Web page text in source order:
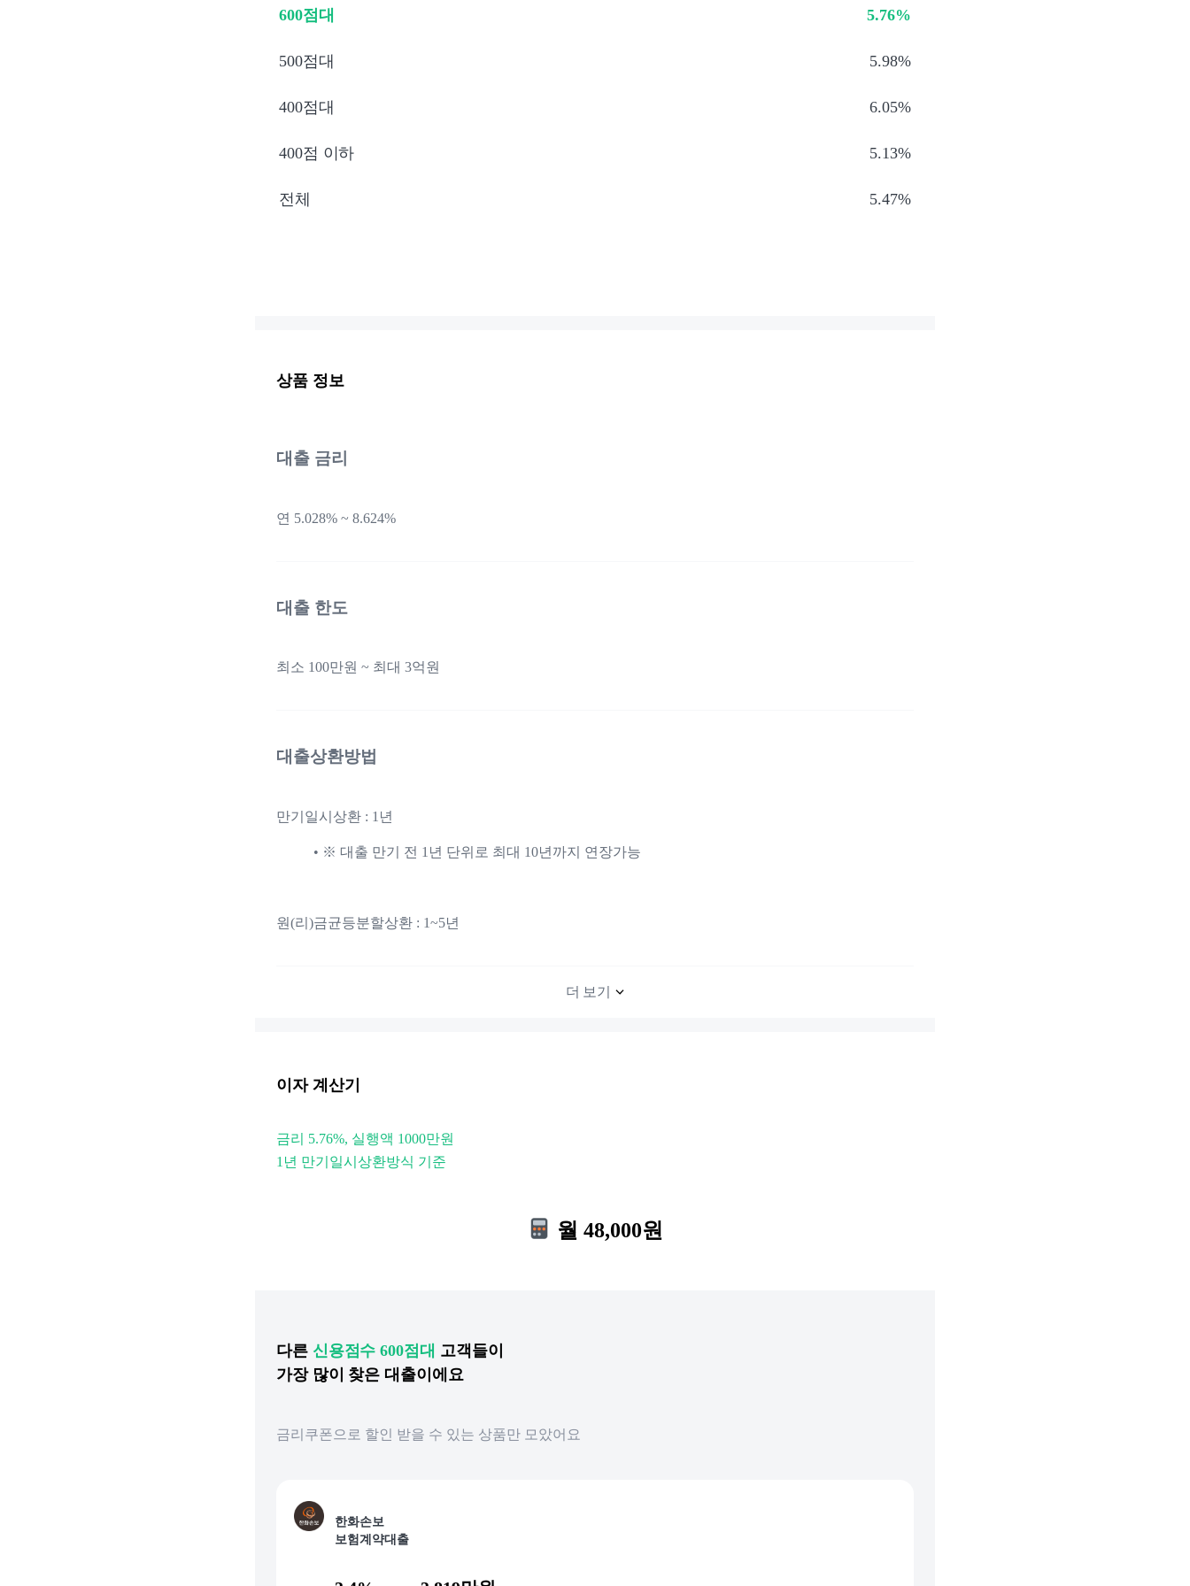
600점대 5.76%
500점대 5.98%
400점대 6.05%
400점 이하 5.13%
전체 5.47%
상품 정보
대출 금리
연 5.028% ~ 8.624%
대출 한도
최소 100만원 ~ 최대 3억원
대출상환방법
만기일시상환 : 1년
※ 대출 만기 전 1년 단위로 최대 10년까지 연장가능
원(리)금균등분할상환 : 1~5년
더 보기
이자 계산기
금리 5.76%, 실행액 1000만원
1년 만기일시상환방식 기준
월 48,000원
다른 신용점수600점대 고객들이
가장 많이 찾은 대출이에요
금리쿠폰으로 할인 받을 수 있는 상품만 모았어요
한화손보
보험계약대출